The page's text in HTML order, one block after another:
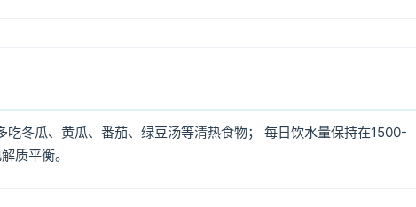
冬瓜、黄瓜、番茄、绿豆汤等清热食物； 每日饮水量保持在1500-
质平衡。